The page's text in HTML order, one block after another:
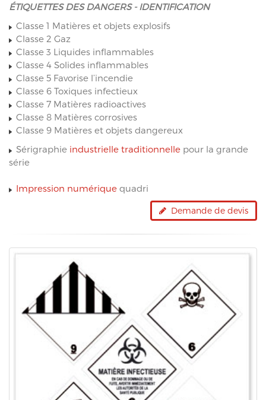
ÉTIQUETTES DES DANGERS - IDENTIFICATION
Classe 1 Matières et objets explosifs
Classe 2 Gaz
Classe 3 Liquides inflammables
Classe 4 Solides inflammables
Classe 5 Favorise l’incendie
Classe 6 Toxiques infectieux
Classe 7 Matières radioactives
Classe 8 Matières corrosives
Classe 9 Matières et objets dangereux
Sérigraphie industrielle traditionnelle pour la grande
série
Impression numérique quadri
Demande de devis